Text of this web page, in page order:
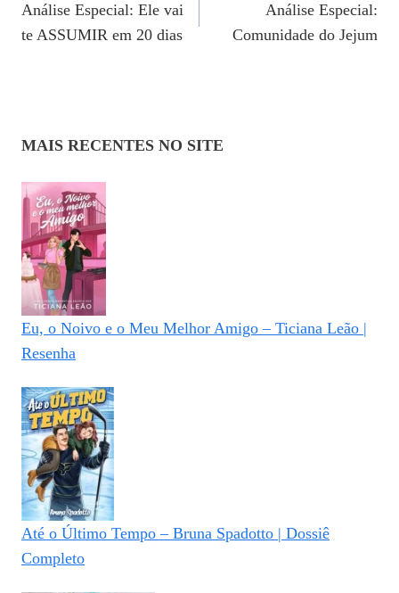
De
Análise Especial: Ele vai
te ASSUMIR em 20 dias
Análise Especial:
Comunidade do Jejum
MAIS RECENTES NO SITE
Eu, o Noivo e o Meu Melhor Amigo – Ticiana Leão |
Resenha
Até o Último Tempo – Bruna Spadotto | Dossiê
Completo